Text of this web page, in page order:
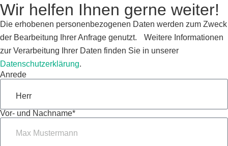
Wir helfen Ihnen gerne weiter!
Die erhobenen personenbezogenen Daten werden zum Zweck
der Bearbeitung Ihrer Anfrage genutzt. Weitere Informationen
zur Verarbeitung Ihrer Daten finden Sie in unserer
Datenschutzerklärung.
Anrede
Vor- und Nachname*